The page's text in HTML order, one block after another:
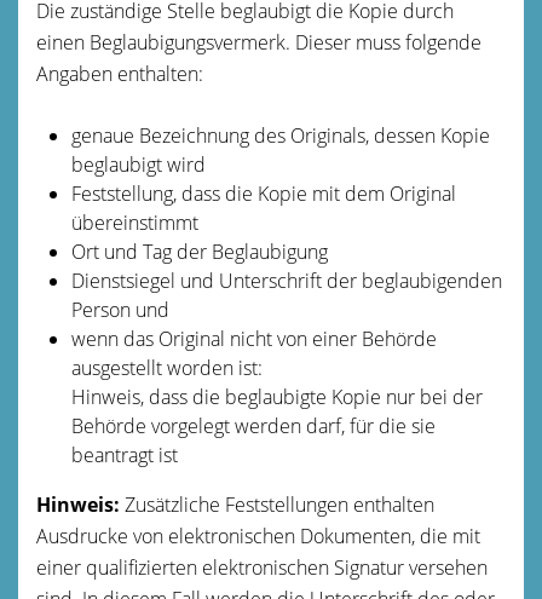
Die zuständige Stelle beglaubigt die Kopie durch
einen Beglaubigungsvermerk. Dieser muss folgende
Angaben enthalten:
genaue Bezeichnung des Originals, dessen Kopie
beglaubigt wird
Feststellung, dass die Kopie mit dem Original
übereinstimmt
Ort und Tag der Beglaubigung
Dienstsiegel und Unterschrift der beglaubigenden
Person und
wenn das Original nicht von einer Behörde
ausgestellt worden ist:
Hinweis, dass die beglaubigte Kopie nur bei der
Behörde vorgelegt werden darf, für die sie
beantragt ist
Hinweis: Zusätzliche Feststellungen enthalten
Ausdrucke von elektronischen Dokumenten, die mit
einer qualifizierten elektronischen Signatur versehen